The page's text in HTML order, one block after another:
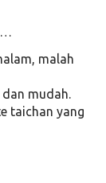
malah
dan mudah.
taichan yang